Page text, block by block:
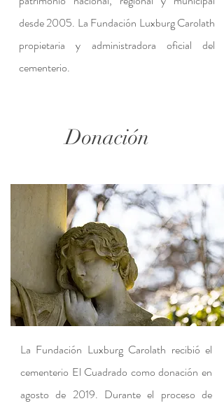
desde 2005. La Fundación Luxburg Carolath
propietaria y administradora oficial del
cementerio.
Donación
La Fundación Luxburg Carolath recibió el
cementerio El Cuadrado como donación en
agosto de 2019. Durante el proceso de